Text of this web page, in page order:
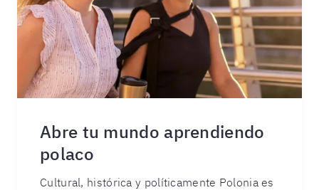
Abre tu mundo aprendiendo
polaco
Cultural, histórica y políticamente Polonia es